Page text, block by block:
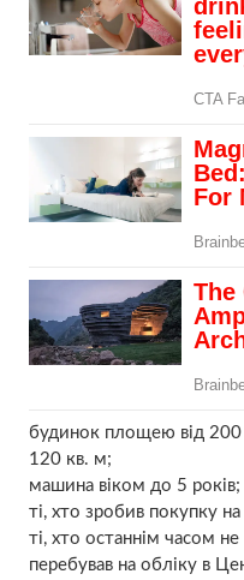
будинок площею від 200
120 кв. м;
машина віком до 5 років;
ті, хто зробив покупку
ті, хто останнім часом
перебував на обліку в